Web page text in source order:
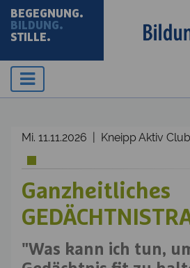
BEGEGNUNG.
BILDUNG.
STILLE.
Mi. 11.11.2026 | Kneipp Aktiv
Ganzheitliches
"Was kann ich tun,